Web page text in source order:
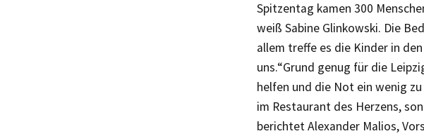
Spitzentag kamen 300
weiß Sabine Glinkowski. Die
allem treffe es die Kinder in
uns.“Grund genug für die
helfen und die Not ein wenig
im Restaurant des Herzens,
berichtet Alexander Malios,